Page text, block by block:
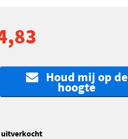
Houd mij op de
hoogte